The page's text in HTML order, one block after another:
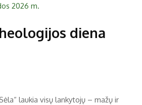
nuo 5 iki 10 metų
nuo 11 iki 18 metų
2026 m.
diena
laukia visų lankytojų – mažų ir